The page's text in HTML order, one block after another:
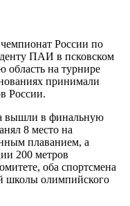
России по
ПАИ в псковском
область на турнире
принимали
России.
вышли в финальную
8 место на
плаванием, а
200 метров
оба спортсмена
школы олимпийского